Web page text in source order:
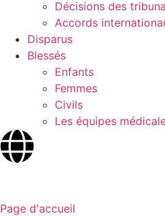
Décisions des
Accords
Disparus
Blessés
Enfants
Femmes
Civils
Les équipes
Page d'accueil